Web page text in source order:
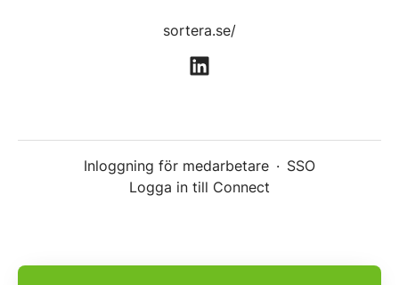
sortera.se/
Inloggning för medarbetare · SSO
Logga in till Connect